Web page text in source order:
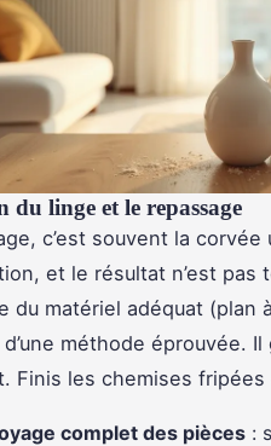
du linge et le repassage
c’est souvent la
et le résultat n’est pas
du matériel adéquat
méthode éprouvée.
Finis les chemises
complet des pièces :